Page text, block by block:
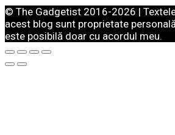
© The Gadgetist 2016-2026 |
acest blog sunt proprietate
este posibilă doar cu acordul meu.